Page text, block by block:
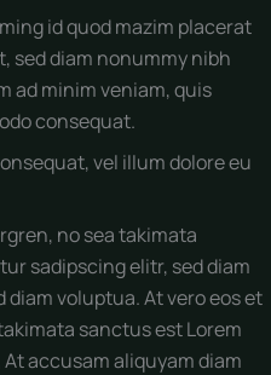
id quod mazim placerat
sed diam nonummy nibh
ad minim veniam, quis
consequat.
vel illum dolore eu
no sea takimata
sadipscing elitr, sed diam
voluptua. At vero eos et
sanctus est Lorem
accusam aliquyam diam